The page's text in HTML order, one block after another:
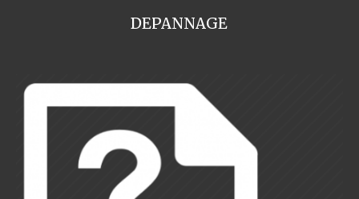
DEPANNAGE